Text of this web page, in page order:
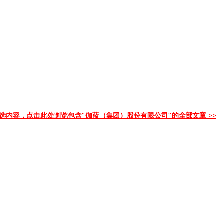
内容，点击此处浏览包含"伽蓝（集团）股份有限公司"的全部文章 >>